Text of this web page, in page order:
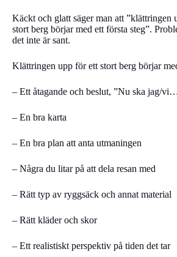
Käckt och glatt säger man att ”klättringen
stort berg börjar med ett första steg”.
det inte är sant.
Klättringen upp för ett stort berg börjar
– Ett åtagande och beslut, ”Nu ska jag/
– En bra karta
– En bra plan att anta utmaningen
– Några du litar på att dela resan med
– Rätt typ av ryggsäck och annat material
– Rätt kläder och skor
– Ett realistiskt perspektiv på tiden det tar